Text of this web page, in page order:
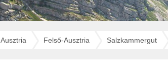
Ausztria Felső-Ausztria Salzkammergut